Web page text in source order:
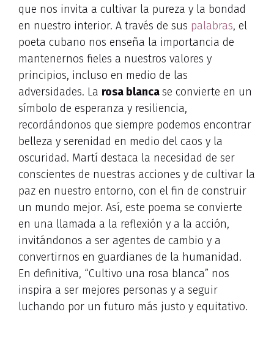
que nos invita a cultivar la pureza y la bondad
en nuestro interior. A través de sus palabras, el
poeta cubano nos enseña la importancia de
mantenernos fieles a nuestros valores y
principios, incluso en medio de las
adversidades. La rosa blancase convierte en un
símbolo de esperanza y resiliencia,
recordándonos que siempre podemos encontrar
belleza y serenidad en medio del caos y la
oscuridad. Martí destaca la necesidad de ser
conscientes de nuestras acciones y de cultivar la
paz en nuestro entorno, con el fin de construir
un mundo mejor. Así, este poema se convierte
en una llamada a la reflexión y a la acción,
invitándonos a ser agentes de cambio y a
convertirnos en guardianes de la humanidad.
En definitiva, “Cultivo una rosa blanca” nos
inspira a ser mejores personas y a seguir
luchando por un futuro más justo y equitativo.